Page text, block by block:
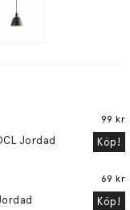
Jordad
99 kr
Köp!
69 kr
Köp!